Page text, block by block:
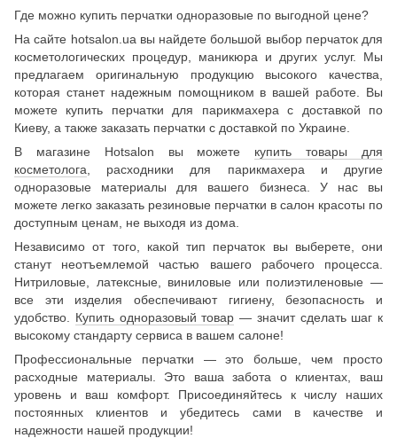
Где можно купить перчатки одноразовые по выгодной цене?
На сайте hotsalon.ua вы найдете большой выбор перчаток для
косметологических процедур, маникюра и других услуг. Мы
предлагаем оригинальную продукцию высокого качества,
которая станет надежным помощником в вашей работе. Вы
можете купить перчатки для парикмахера с доставкой по
Киеву, а также заказать перчатки с доставкой по Украине.
В магазине Hotsalon вы можете купить товары для
косметолога, расходники для парикмахера и другие
одноразовые материалы для вашего бизнеса. У нас вы
можете легко заказать резиновые перчатки в салон красоты по
доступным ценам, не выходя из дома.
Независимо от того, какой тип перчаток вы выберете, они
станут неотъемлемой частью вашего рабочего процесса.
Нитриловые, латексные, виниловые или полиэтиленовые —
все эти изделия обеспечивают гигиену, безопасность и
удобство. Купить одноразовый товар — значит сделать шаг к
высокому стандарту сервиса в вашем салоне!
Профессиональные перчатки — это больше, чем просто
расходные материалы. Это ваша забота о клиентах, ваш
уровень и ваш комфорт. Присоединяйтесь к числу наших
постоянных клиентов и убедитесь сами в качестве и
надежности нашей продукции!